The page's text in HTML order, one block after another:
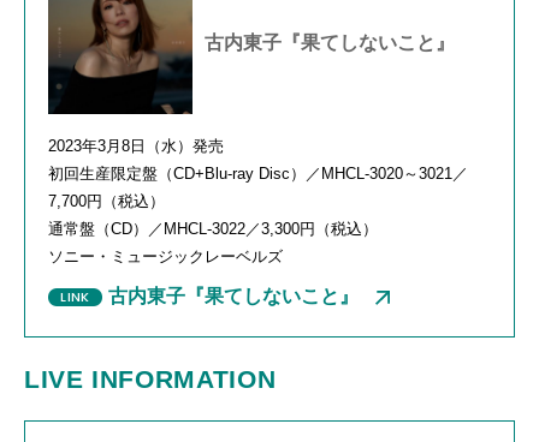
古内東子『果てしないこと』
2023年3月 8 日（水）発売
初回生産限定盤（CD+Blu-ray Disc ）／ MHCL-3020～3021／
7,700円（税込）
通常盤（CD）／ MHCL-3022／3,300円（税込）
ソニー・ミュージックレーベルズ
古内東子『果てしないこと』
LIVE INFORMATION